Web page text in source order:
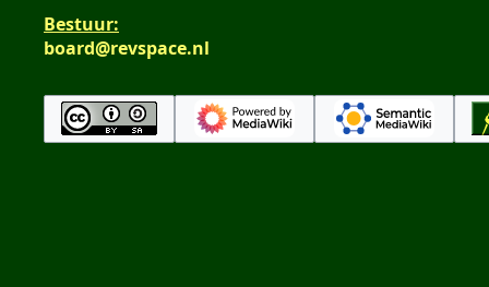
Bestuur:
board@revspace.nl